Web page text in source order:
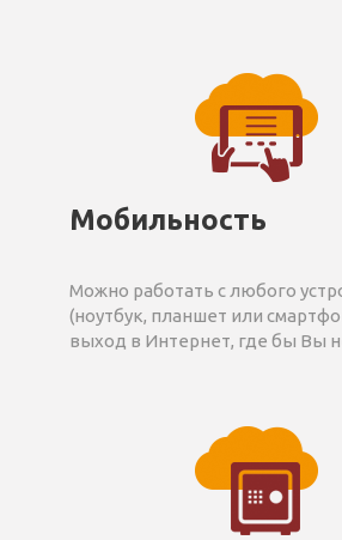
Мобильность
Можно работать с любого
(ноутбук, планшет или
выход в Интернет, где бы Вы